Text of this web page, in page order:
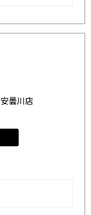
曇川店